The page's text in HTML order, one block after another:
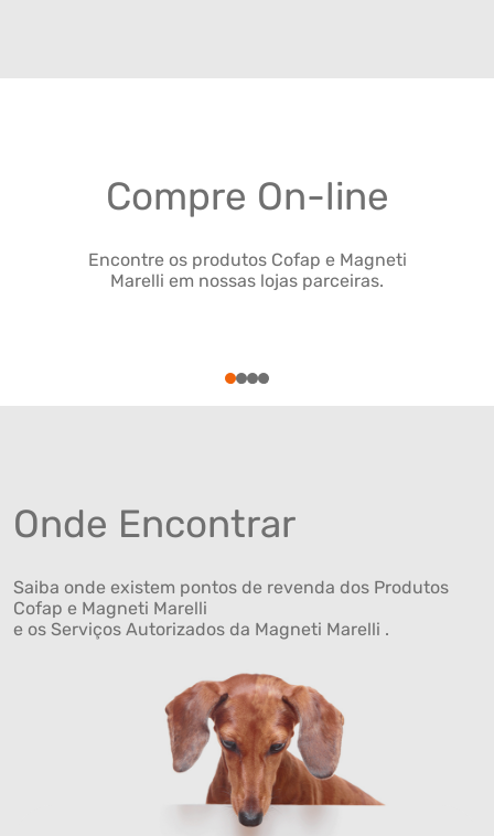
Compre On-line
Encontre os produtos Cofap e Magneti
Marelli em nossas lojas parceiras.
1234
Onde Encontrar
Saiba onde existem pontos de revenda dos Produtos
Cofap e Magneti Marelli
e os Serviços Autorizados da Magneti Marelli .